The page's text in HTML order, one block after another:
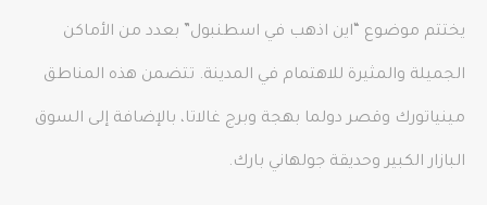
يختتم موضوع “اين اذهب في اسطنبول” بعدد من الأماكن
الجميلة والمثيرة للاهتمام في المدينة. تتضمن هذه المناطق
مينياتورك وقصر دولما بهجة وبرج غالاتا، بالإضافة إلى السوق
البازار الكبير وحديقة جولهاني بارك.